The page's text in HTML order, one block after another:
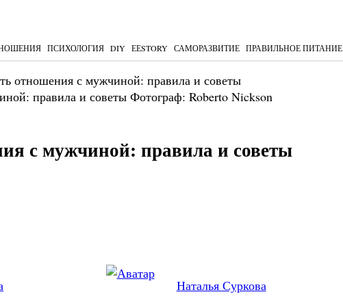
ПСИХОЛОГИЯ DIY ЕЕSTORY САМОРАЗВИТИЕ ПРАВИЛЬНОЕ ПИТАНИЕ
отношения с мужчиной: правила и советы
Фотограф: Roberto Nickson
с мужчиной: правила и советы
Наталья Суркова